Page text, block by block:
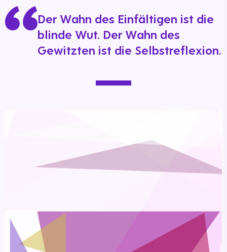
Der Wahn des Einfältigen ist die
blinde Wut. Der Wahn des
Gewitzten ist die Selbstreflexion.